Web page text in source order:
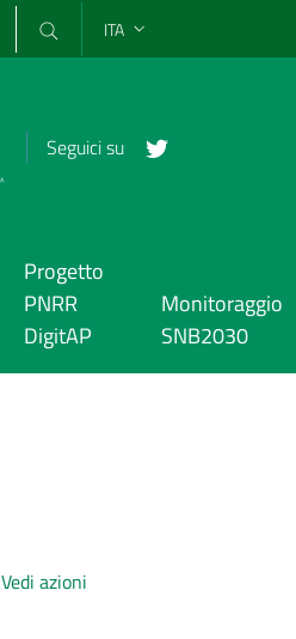
ITA
Seguici su
Progetto
PNRR
DigitAP
Monitoraggio
SNB2030
Vedi azioni